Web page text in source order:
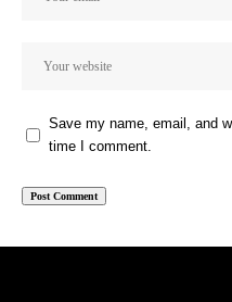
Save my name, email, and
time I comment.